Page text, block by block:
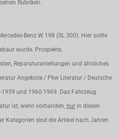
Rubriken.
Benz W 198 (SL 300). Hier sollte
wurde. Prospekte,
Reparaturanleitungen und ähnliches
Angebote / Pkw Literatur / Deutsche
und 1960-1969. Das Fahrzeug
ist, wenn vorhanden, nur in diesen
Kategorien sind die Artikel nach Jahren